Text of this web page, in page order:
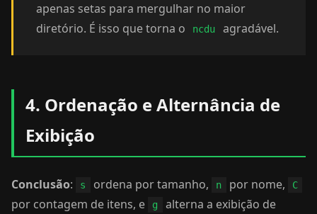
apenas setas para mergulhar no maior
diretório. É isso que torna o
ncdu agradável.
4. Ordenação e Alternância de
Exibição
Conclusão: s ordena por tamanho, n por nome, C
por contagem de itens, e g
alterna a exibição de